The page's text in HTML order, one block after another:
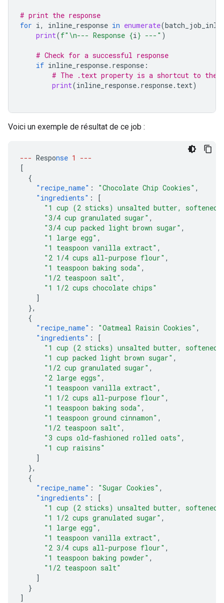
# print the response
for i, inline_response in enumerate(
print(f" \n--- Response {i} ---" )
# Check for a successful response
if inline_response. response :
# The .text property is a shortcut to the
print(inline_response. response. text)
Voici un exemple de résultat de ce job :
--- Response 1
---
[
{
"recipe_name" : "Chocolate Chip Cookies" ,
"ingredients" :
[
"1 cup (2 sticks) unsalted butter, softened"
"3/4 cup granulated sugar" ,
"3/4 cup packed light brown sugar" ,
"1 large egg" ,
"1 teaspoon vanilla extract" ,
"2 1/4 cups all-purpose flour" ,
"1 teaspoon baking soda" ,
"1/2 teaspoon salt" ,
"1 1/2 cups chocolate chips"
]
},
{
"recipe_name" : "Oatmeal Raisin Cookies" ,
"ingredients" :
[
"1 cup (2 sticks) unsalted butter, softened"
"1 cup packed light brown sugar" ,
"1/2 cup granulated sugar" ,
"2 large eggs" ,
"1 teaspoon vanilla extract" ,
"1 1/2 cups all-purpose flour" ,
"1 teaspoon baking soda" ,
"1 teaspoon ground cinnamon" ,
"1/2 teaspoon salt" ,
"3 cups old-fashioned rolled oats" ,
"1 cup raisins"
]
},
{
"recipe_name" : "Sugar Cookies" ,
"ingredients" :
[
"1 cup (2 sticks) unsalted butter, softened"
"1 1/2 cups granulated sugar" ,
"1 large egg" ,
"1 teaspoon vanilla extract" ,
"2 3/4 cups all-purpose flour" ,
"1 teaspoon baking powder" ,
"1/2 teaspoon salt"
]
}
]